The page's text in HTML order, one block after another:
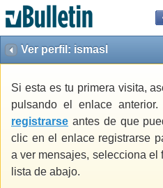
Ver perfil: ismasl
Si esta es tu primera visita,
pulsando el enlace
registrarse antes de que
clic en el enlace registrarse
a ver mensajes, selecciona el
lista de abajo.